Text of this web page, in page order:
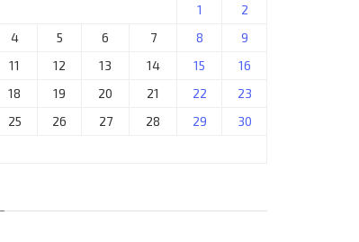
1
2
4 5 6 7 8
9
11 12 13 14 15
16
18 19 20 21 22
23
25 26 27 28 29
30